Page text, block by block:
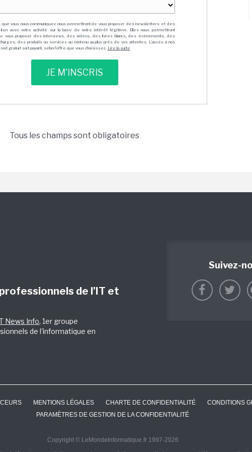
que vous nous communiquez nous permettront de vous proposer des newsletters et des
avec votre activité sur la base de notre intérêt légitime. Elles nous permettront
vous proposer des interviews, des vidéos, des livres blancs, des événements, des
des produits ou services au contenu au plus près de vos attentes. L'accès à nos
gratuit soit payant, selon l'offre que vous choisissez. Lire la suite
Tous les champs sont obligatoires
de l’IT et
News Info, 1er groupe
de l'informatique en
Suivez-
MENTIONS LÉGALES CHARTE DE CONFIDENTIALITÉ
CONDITIONS
PARAMÈTRES DE GESTION DE LA CONFIDENTIALITÉ
Copyright © LeMondeInformatique.fr 1997-2026